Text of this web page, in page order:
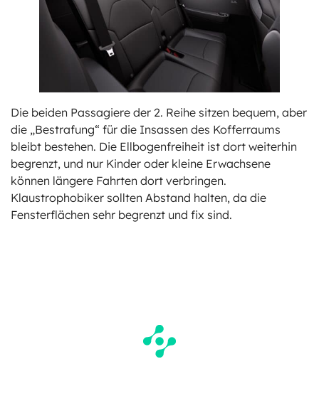
Die beiden Passagiere der 2. Reihe sitzen bequem, aber
die „Bestrafung“ für die Insassen des Kofferraums
bleibt bestehen. Die Ellbogenfreiheit ist dort weiterhin
begrenzt, und nur Kinder oder kleine Erwachsene
können längere Fahrten dort verbringen.
Klaustrophobiker sollten Abstand halten, da die
Fensterflächen sehr begrenzt und fix sind.